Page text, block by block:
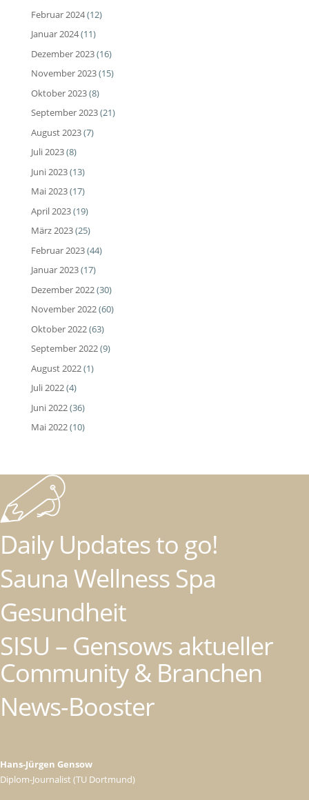
Februar 2024(12)
Januar 2024(11)
Dezember 2023(16)
November 2023(15)
Oktober 2023(8)
September 2023(21)
August 2023(7)
Juli 2023(8)
Juni 2023(13)
Mai 2023(17)
April 2023(19)
März 2023(25)
Februar 2023(44)
Januar 2023(17)
Dezember 2022(30)
November 2022(60)
Oktober 2022(63)
September 2022(9)
August 2022(1)
Juli 2022(4)
Juni 2022(36)
Mai 2022(10)
Daily Updates to go!
Sauna Wellness Spa
Gesundheit
SISU – Gensows aktueller
Community & Branchen
News-Booster
Hans-Jürgen Gensow
Diplom-Journalist (TU Dortmund)